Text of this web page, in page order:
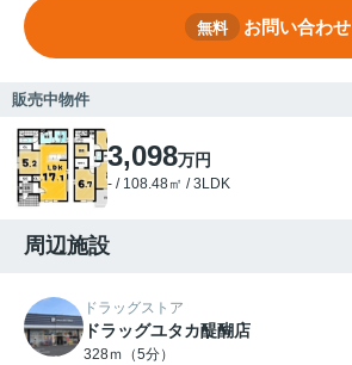
無料 お問い合わせ
販売中物件
3,098万円
- / 108.48㎡ / 3LDK
周辺施設
ドラッグストア
ドラッグユタカ醍醐店
328ｍ（5分）